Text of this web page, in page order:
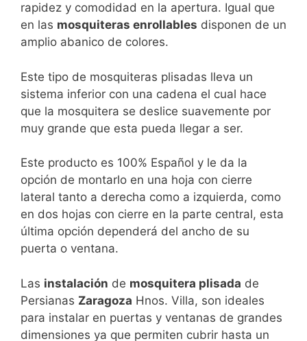
rapidez y comodidad en la apertura. Igual que
en las mosquiteras enrollables disponen de un
amplio abanico de colores.
Este tipo de mosquiteras plisadas lleva un
sistema inferior con una cadena el cual hace
que la mosquitera se deslice suavemente por
muy grande que esta pueda llegar a ser.
Este producto es 100% Español y le da la
opción de montarlo en una hoja con cierre
lateral tanto a derecha como a izquierda, como
en dos hojas con cierre en la parte central, esta
última opción dependerá del ancho de su
puerta o ventana.
Las instalación de mosquitera plisada de
Persianas Zaragoza Hnos. Villa, son ideales
para instalar en puertas y ventanas de grandes
dimensiones ya que permiten cubrir hasta un